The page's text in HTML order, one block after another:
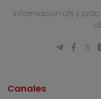
Información útil y
Canales